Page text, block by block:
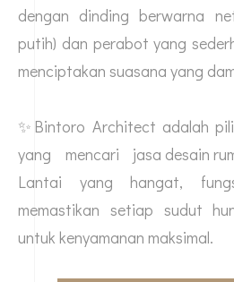
dengan dinding berwarna
putih) dan perabot yang
menciptakan suasana yang
✨Bintoro Architect adalah
yang mencari jasa desain
Lantai yang hangat,
memastikan setiap sudut
untuk kenyamanan maksimal.